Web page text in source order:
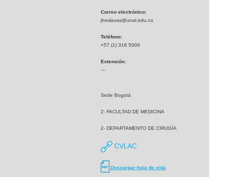
Correo electrónico:
jheslavas@unal.edu.co
Teléfono:
+57 (1) 316 5000
Extensión:
---
Sede Bogotá
2- FACULTAD DE MEDICINA
2- DEPARTAMENTO DE CIRUGÍA
CVLAC
Descargar hoja de vida